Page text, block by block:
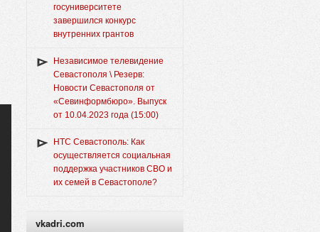
госуниверситете
завершился конкурс
внутренних грантов
Независимое телевидение
Севастополя \ Резерв:
Новости Севастополя от
«Севинформбюро». Выпуск
от 10.04.2023 года (15:00)
НТС Севастополь: Как
осуществляется социальная
поддержка участников СВО и
их семей в Севастополе?
vkadri.com